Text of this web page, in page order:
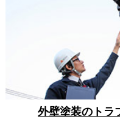
外壁塗装のトラ